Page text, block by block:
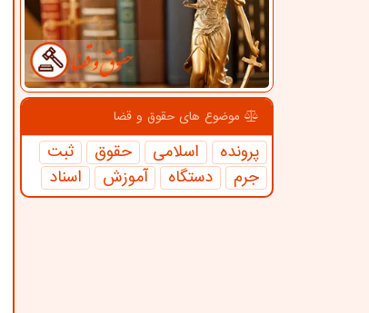
موضوع های حقوق و قضا
پرونده اسلامی حقوق
ثبت
جرم
دستگاه آموزش اسناد